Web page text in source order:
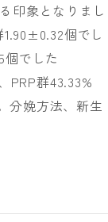
印象となりまし
個でし
でした
PRP群43.33%
分娩方法、新生